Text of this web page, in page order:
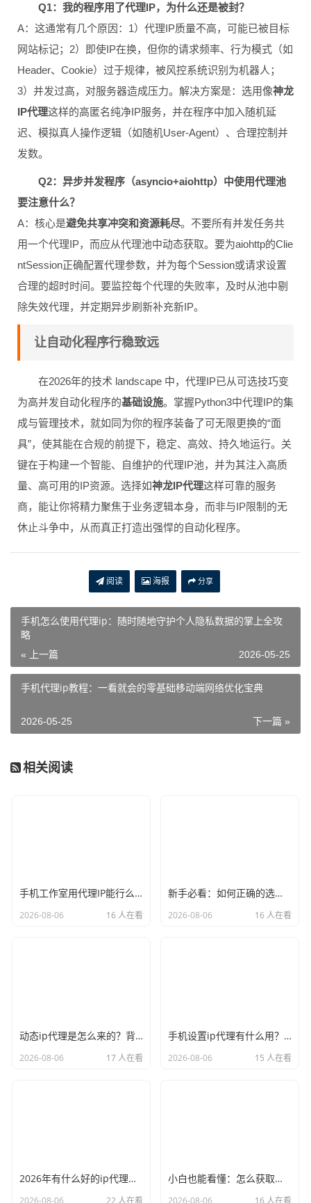
Q1：我的程序用了代理IP，为什么还是被封？
A：这通常有几个原因：1）代理IP质量不高，可能已被目标
网站标记；2）即使IP在换，但你的请求频率、行为模式（如
Header、Cookie）过于规律，被风控系统识别为机器人；
3）并发过高，对服务器造成压力。解决方案是：选用像神龙
IP代理这样的高匿名纯净IP服务，并在程序中加入随机延
迟、模拟真人操作逻辑（如随机User-Agent）、合理控制并
发数。
Q2：异步并发程序（asyncio+aiohttp）中使用代理池
要注意什么？
A：核心是避免共享冲突和资源耗尽。不要所有并发任务共
用一个代理IP，而应从代理池中动态获取。要为aiohttp的Clie
ntSession正确配置代理参数，并为每个Session或请求设置
合理的超时时间。要监控每个代理的失败率，及时从池中剔
除失效代理，并定期异步刷新补充新IP。
让自动化程序行稳致远
在2026年的技术 landscape 中，代理IP已从可选技巧变
为高并发自动化程序的基础设施。掌握Python3中代理IP的集
成与管理技术，就如同为你的程序装备了可无限更换的“面
具”，使其能在合规的前提下，稳定、高效、持久地运行。关
键在于构建一个智能、自维护的代理IP池，并为其注入高质
量、高可用的IP资源。选择如神龙IP代理这样可靠的服务
商，能让你将精力聚焦于业务逻辑本身，而非与IP限制的无
休止斗争中，从而真正打造出强悍的自动化程序。
阅读 海报 分享
手机怎么使用代理ip：随时随地守护个人隐私数据的掌上全攻
略
« 上一篇 2026-05-25
手机代理ip教程：一看就会的零基础移动端网络优化宝典
下一篇 »
2026-05-25
相关阅读
手机工作室用代理IP能行么？过来人的经验告诉你答案
2026-08-06 16 人在看
新手必看：如何正确的选择代理ip软件，别再交智商税了
2026-08-06 16 人在看
动态ip代理是怎么来的？背后的原理比你想象的精彩
2026-08-06 17 人在看
手机设置ip代理有什么用？不只是改定位那么简单
2026-08-06 15 人在看
2026年有什么好的ip代理软件？亲测后我只推荐这几个
2026-08-06 22 人在看
小白也能看懂：怎么获取代理ip和端口号，一步步教会你
2026-08-06 16 人在看